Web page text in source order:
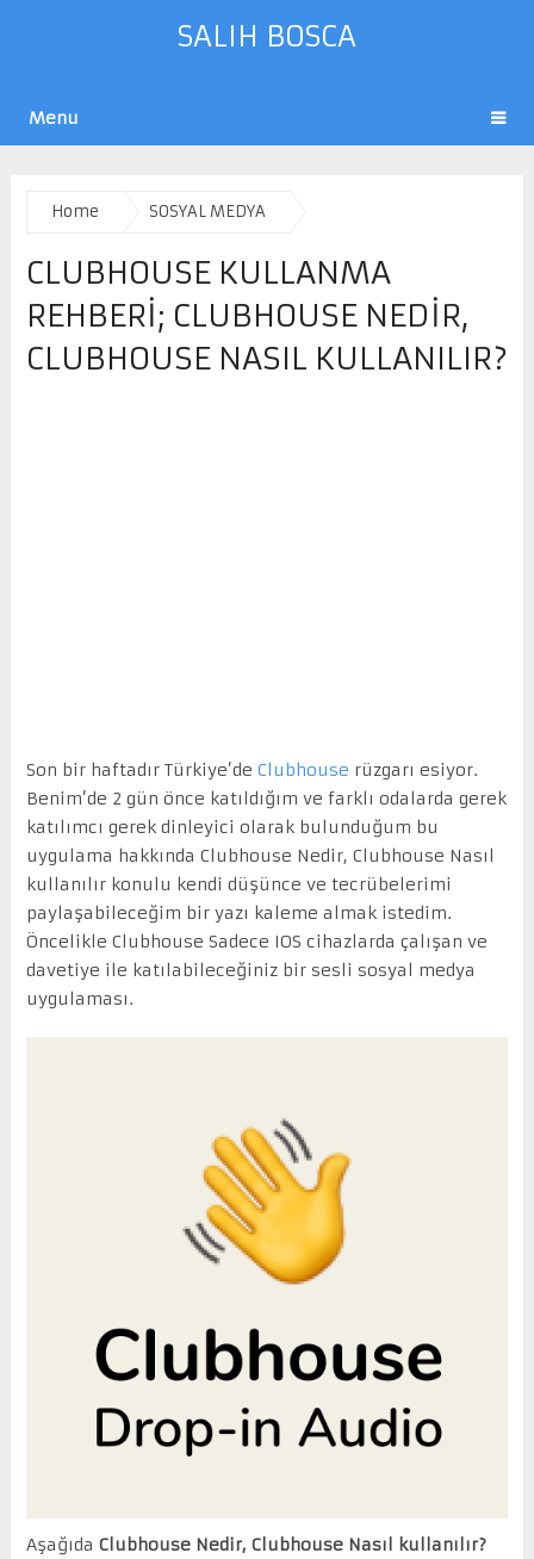
SALIH BOSCA
Menu
Home SOSYAL MEDYA
CLUBHOUSE KULLANMA
REHBERI; CLUBHOUSE NEDIR,
CLUBHOUSE NASIL KULLANILIR?
Son bir haftadır Türkiye’de Clubhouse rüzgarı esiyor.
Benim’de 2 gün önce katıldığım ve farklı odalarda gerek
katılımcı gerek dinleyici olarak bulunduğum bu
uygulama hakkında Clubhouse Nedir, Clubhouse Nasıl
kullanılır konulu kendi düşünce ve tecrübelerimi
paylaşabileceğim bir yazı kaleme almak istedim.
Öncelikle Clubhouse Sadece IOS cihazlarda çalışan ve
davetiye ile katılabileceğiniz bir sesli sosyal medya
uygulaması.
Aşağıda Clubhouse Nedir, Clubhouse Nasıl kullanılır?